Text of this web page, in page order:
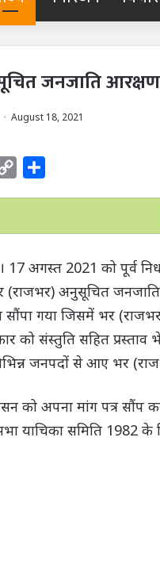
जनजाति आरक्षण
August 18, 2021
y
i
n
k
r
17 अगस्त 2021 को पूर्व
अनुसूचित जनजाति
सौंपा गया जिसमें भर
को संस्तुति सहित
जनपदों से आए भर
को अपना मांग पत्र सौंप
याचिका समिति 1982 के